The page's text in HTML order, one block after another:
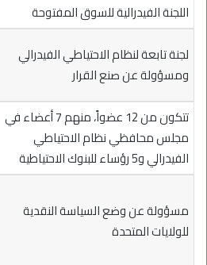
اللجنة الفيدرالية للسوق المفتوحة
لجنة تابعة لنظام الاحتياطي الفيدرالي
ومسؤولة عن صنع القرار
تتكون من 12 عضواً، منهم 7 أعضاء في
مجلس محافظي نظامالاحتياطي
الفيدراليو5 رؤساء للبنوك الاحتياطية
مسؤولة عن وضع السياسة النقدية
للولايات المتحدة